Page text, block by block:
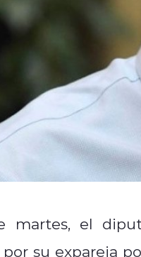
martes, el
su expareja